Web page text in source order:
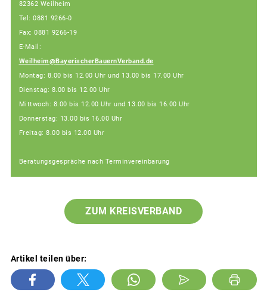
82362 Weilheim
Tel: 0881 9266-0
Fax: 0881 9266-19
E-Mail:
Weilheim@BayerischerBauernVerband.de
Montag: 8.00 bis 12.00 Uhr und 13.00 bis 17.00 Uhr
Dienstag: 8.00 bis 12.00 Uhr
Mittwoch: 8.00 bis 12.00 Uhr und 13.00 bis 16.00 Uhr
Donnerstag: 13.00 bis 16.00 Uhr
Freitag: 8.00 bis 12.00 Uhr
Beratungsgespräche nach Terminvereinbarung
ZUM KREISVERBAND
Artikel teilen über: